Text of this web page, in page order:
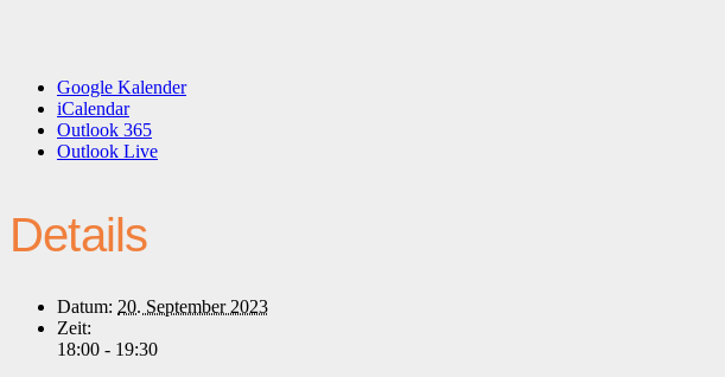
Google Kalender
iCalendar
Outlook 365
Outlook Live
Details
Datum: 20. September 2023
Zeit:
18:00 - 19:30